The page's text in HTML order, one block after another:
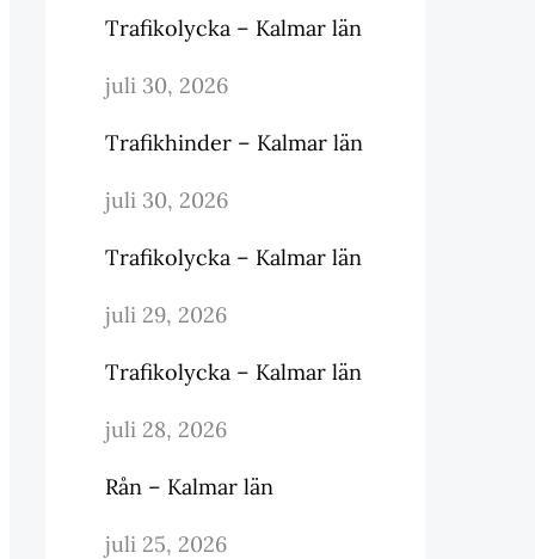
Trafikolycka – Kalmar län
juli 30, 2026
Trafikhinder – Kalmar län
juli 30, 2026
Trafikolycka – Kalmar län
juli 29, 2026
Trafikolycka – Kalmar län
juli 28, 2026
Rån – Kalmar län
juli 25, 2026